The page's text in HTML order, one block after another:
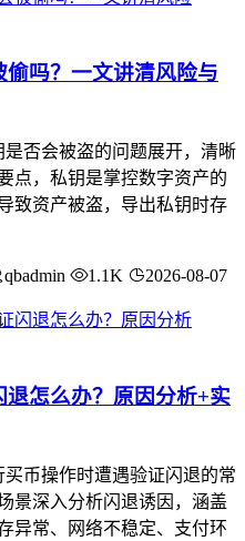
吗？一文讲清风险与
是否会被盗的问题展开，清晰
点，私钥是掌控数字资产的
致资产被盗，导出私钥时存
qbadmin 1.1K 2026-08-07
怎么办？原因分析+实
买币操作时遭遇验证闪退的常
景深入分析闪退诱因，涵盖
异常、网络不稳定、支付环